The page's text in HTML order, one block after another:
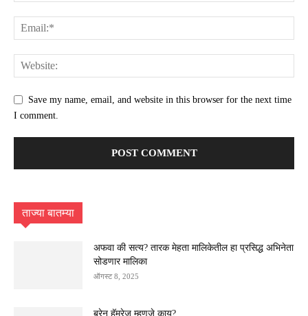
Save my name, email, and website in this browser for the next time
I comment.
ताज्या बातम्या
अफवा की सत्य? तारक मेहता मालिकेतील हा प्रसिद्ध अभिनेता
सोडणार मालिका
ऑगस्ट 8, 2025
ब्रेन हॅमरेज म्हणजे काय?